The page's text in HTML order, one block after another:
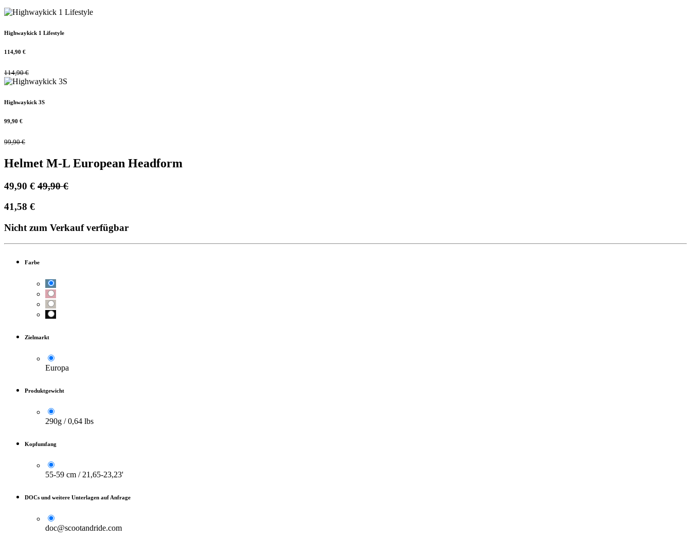
Highwaykick 1 Lifestyle
114,90 €
114,90€
Highwaykick 3S
99,90 €
99,90€
Helmet M-L European Headform
49,90 € 49,90€
41,58 €
Nicht zum Verkauf verfügbar
Farbe
Zielmarkt
Europa
Produktgewicht
290g / 0,64 lbs
Kopfumfang
55-59 cm / 21,65-23,23'
DOCs und weitere Unterlagen auf Anfrage
doc@scootandride.com